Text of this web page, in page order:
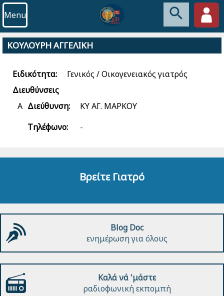
Menu
ΚΟΥΛΟΥΡΗ ΑΓΓΕΛΙΚΗ
Ειδικότητα:
Γενικός / Οικογενειακός γιατρός
Διευθύνσεις
Α Διεύθυνση:
ΚΥ ΑΓ. ΜΑΡΚΟΥ
Τηλέφωνο:
-
Βρείτε Γιατρό
Blog Doc
ενημέρωση για όλους
Καλά νά 'μάστε
ραδιοφωνική εκπομπή